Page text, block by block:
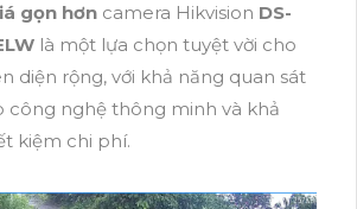
gọn hơn camera Hikvision DS-
là một lựa chọn tuyệt vời cho
diện rộng, với khả năng quan sát
công nghệ thông minh và khả
kiệm chi phí.